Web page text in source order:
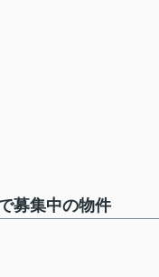
募集中の物件